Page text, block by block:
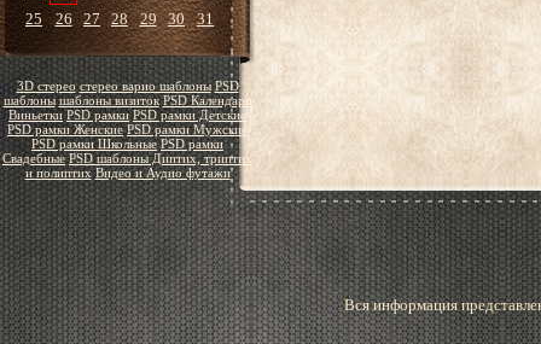
25
26 27 28 29 30 31
3D стерео стерео варио шаблоны PSD
шаблоны шаблоны визиток PSD Календари
Виньетки PSD рамки PSD рамки Детские
PSD рамки Женские PSD рамки Мужские
PSD рамки Школьные PSD рамки
Свадебные PSD шаблоны Диптих, триптих
и полиптих Видео и Аудио футажи
Вся информация